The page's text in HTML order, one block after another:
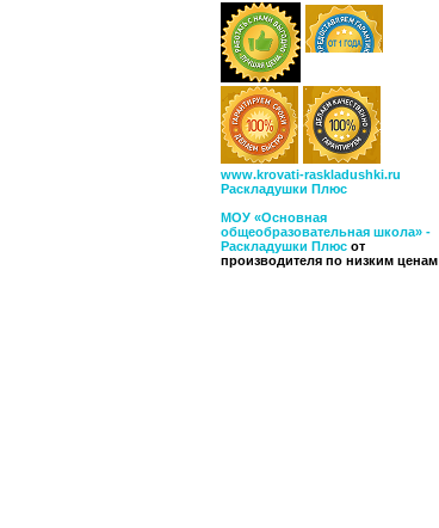
www.krovati-raskladushki.ru
Раскладушки Плюс
МОУ «Основная
общеобразовательная школа» -
Раскладушки Плюс от
производителя по низким ценам